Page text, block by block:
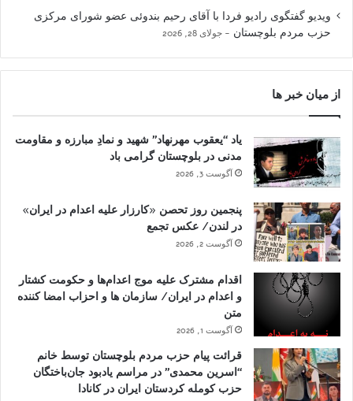
ویدیو گفتگوی رادیو فردا با آقای رحیم بندوئی عضو شورای مرکزی
حزب مردم بلوچستان
جولای 28, 2026
از میان خبر ها
یاد “یعقوب مهرنهاد” شهید و نمادِ مبارزه و مقاومت
مدنی در بلوچستان گرامی باد
آگوست 3, 2026
پنجمین روز تحصن «کارزار علیه اعدام در ایران»
در لندن/ عکس تجمع
آگوست 2, 2026
اقدام مشترک علیه موج اعدام‌ها و حکومت کشتار
و اعدام در ایران/ سازمان ها و احزاب امضا کننده
متن
آگوست 1, 2026
قرائت پیام حزب مردم بلوچستان توسط خانم
“اسرین محمدی” در مراسم یادبود جان‌باختگان
حزب کومله کردستان ایران در کانادا